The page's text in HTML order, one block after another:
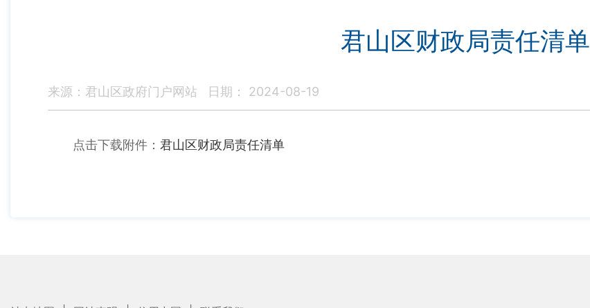
君山区财政局责任清单
来源：君山区政府门户网站 日期： 2024-08-19
点击下载附件： 君山区财政局责任清单